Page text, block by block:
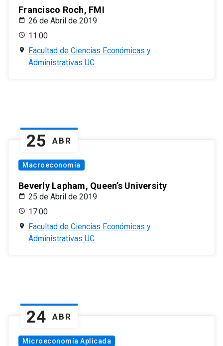
Francisco Roch, FMI
26 de Abril de 2019
11:00
Facultad de Ciencias Económicas y
Administrativas UC
25 ABR
Macroeconomía
Beverly Lapham, Queen’s University
25 de Abril de 2019
17:00
Facultad de Ciencias Económicas y
Administrativas UC
24 ABR
Microeconomía Aplicada